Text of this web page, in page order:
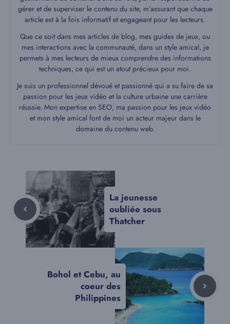
gérer et de superviser le contenu du site, m’assurant que chaque
article est à la fois informatif et engageant pour les lecteurs.
Que ce soit dans mes articles de blog, mes guides de jeux, ou
mes interactions avec la communauté, dans un style amical, je
permets à mes lecteurs de mieux comprendre des informations
techniques, ce qui est un atout précieux pour moi.
Je suis un professionnel dévoué et passionné qui a su faire de sa
passion pour les jeux vidéo et la culture urbaine une carrière
réussie. Mon expertise en SEO, ma passion pour les jeux vidéo
et mon style amical font de moi un acteur majeur dans le
domaine du contenu web.
La jeunesse
oubliée sous
Thatcher
Bohol et Cebu, au
coeur des
Philippines